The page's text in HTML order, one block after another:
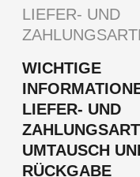
LIEFER- UND
WICHTIGE
LIEFER- UND
UMTAUSCH
RÜCKGABE